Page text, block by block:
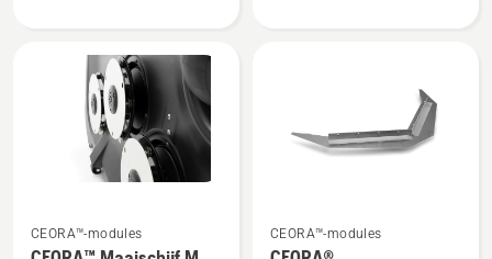
meer
CEORA™-modules
meer
CEORA™-modules